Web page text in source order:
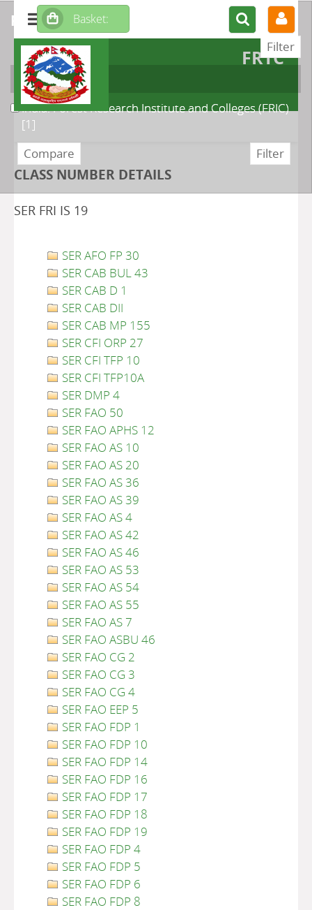
FRTC
CLASS NUMBER DETAILS
SER FRI IS 19
SER AFO FP 30
SER CAB BUL 43
SER CAB D 1
SER CAB DII
SER CAB MP 155
SER CFI ORP 27
SER CFI TFP 10
SER CFI TFP10A
SER DMP 4
SER FAO 50
SER FAO APHS 12
SER FAO AS 10
SER FAO AS 20
SER FAO AS 36
SER FAO AS 39
SER FAO AS 4
SER FAO AS 42
SER FAO AS 46
SER FAO AS 53
SER FAO AS 54
SER FAO AS 55
SER FAO AS 7
SER FAO ASBU 46
SER FAO CG 2
SER FAO CG 3
SER FAO CG 4
SER FAO EEP 5
SER FAO FDP 1
SER FAO FDP 10
SER FAO FDP 14
SER FAO FDP 16
SER FAO FDP 17
SER FAO FDP 18
SER FAO FDP 19
SER FAO FDP 4
SER FAO FDP 5
SER FAO FDP 6
SER FAO FDP 8
refine or compare
Author
India. Forest Research Institute and Colleges (FRIC)
[1]